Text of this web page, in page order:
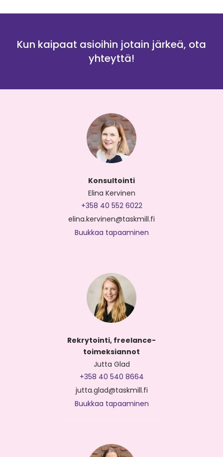
Kun kaipaat asioihin jotain järkeä, ota
yhteyttä!
Konsultointi
Elina Kervinen
+358 40 552 6022
elina.kervinen@taskmill.fi
Buukkaa tapaaminen
Rekrytointi, freelance-
toimeksiannot
Jutta Glad
+358 40 540 8664
jutta.glad@taskmill.fi
Buukkaa tapaaminen